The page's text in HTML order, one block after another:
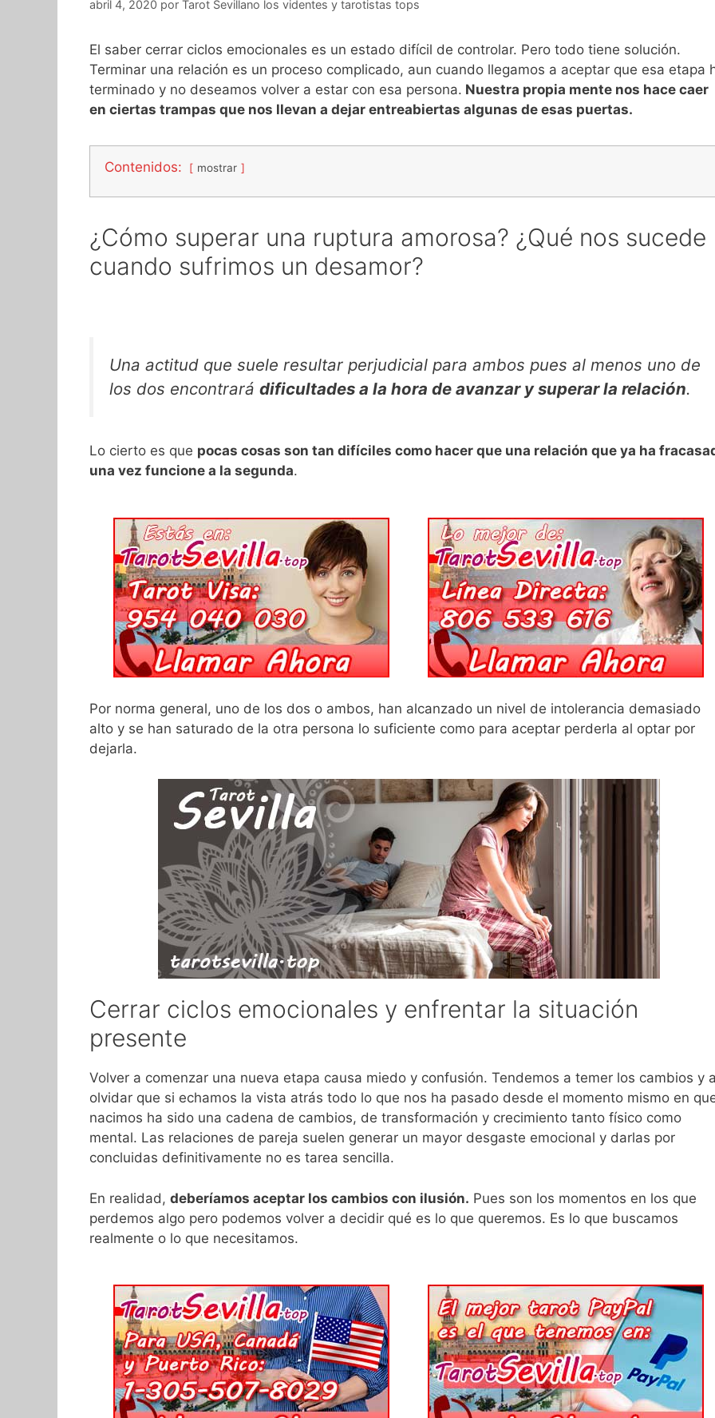
abril 4, 2020 por Tarot Sevillano los videntes y tarotistas tops
El saber cerrar ciclos emocionales es un estado difícil de controlar. Pero todo tiene solución.
Terminar una relación es un proceso complicado, aun cuando llegamos a aceptar que esa etapa
terminado y no deseamos volver a estar con esa persona. Nuestra propia mente nos hace caer
en ciertas trampas que nos llevan a dejar entreabiertas algunas de esas puertas.
Contenidos: mostrar
¿Cómo superar una ruptura amorosa? ¿Qué nos sucede
cuando sufrimos un desamor?
Una actitud que suele resultar perjudicial para ambos pues al menos uno de
los dos encontrará dificultades a la hora de avanzar y superar la relación.
Lo cierto es que pocas cosas son tan difíciles como hacer que una relación que ya ha
una vez funcione a la segunda.
Por norma general, uno de los dos o ambos, han alcanzado un nivel de intolerancia demasiado
alto y se han saturado de la otra persona lo suficiente como para aceptar perderla al optar por
dejarla.
Cerrar ciclos emocionales y enfrentar la situación
presente
Volver a comenzar una nueva etapa causa miedo y confusión. Tendemos a temer los cambios y
olvidar que si echamos la vista atrás todo lo que nos ha pasado desde el momento mismo en
nacimos ha sido una cadena de cambios, de transformación y crecimiento tanto físico como
mental. Las relaciones de pareja suelen generar un mayor desgaste emocional y darlas por
concluidas definitivamente no es tarea sencilla.
En realidad, deberíamos aceptar los cambios con ilusión. Pues son los momentos en los que
perdemos algo pero podemos volver a decidir qué es lo que queremos. Es lo que buscamos
realmente o lo que necesitamos.